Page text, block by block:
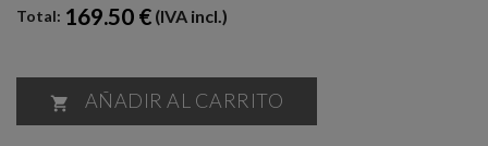
Total: 169.50 € (IVA incl.)
 AÑADIR AL CARRITO